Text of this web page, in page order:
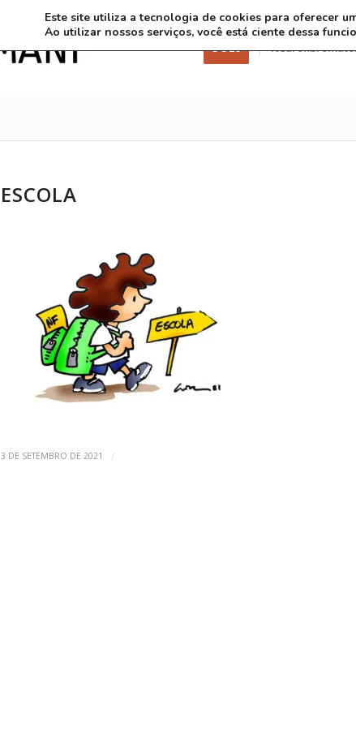
3 8 26
ESCOLA
3 DE SETEMBRO DE 2021 /
Este site utiliza a tecnologia de cookies para oferecer
Ao utilizar nossos serviços, você está ciente dessa